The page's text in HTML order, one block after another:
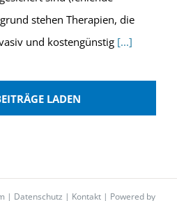
stehen Therapien, die
und kostengünstig [...]
LADEN
| Datenschutz | Kontakt | Powered by